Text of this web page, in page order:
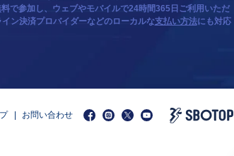
で参加し、ウェブやモバイルで24時間365日ご利用いただ
ン決済プロバイダーなどのローカルな支払い方法にも対応
お問い合わせ